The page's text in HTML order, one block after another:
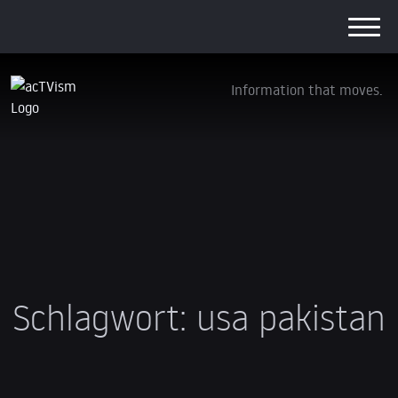
Information that moves.
Schlagwort: usa pakistan